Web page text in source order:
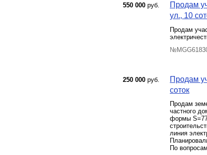
550 000 руб.
Продам
ул., 10
Продам
250 000 руб.
Продам
соток
Продам
частного
формы
линия
По